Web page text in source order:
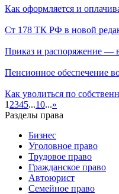
Как оформляется и
Ст 178 ТК РФ в новой
Приказ и распоряжение —
Пенсионное обеспечение
Как уволиться по
1 2345...10...»
Разделы права
Бизнес
Уголовное право
Трудовое право
Гражданское право
Автоюрист
Семейное право